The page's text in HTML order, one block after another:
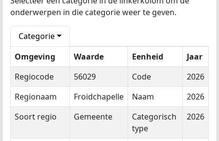
onderwerpen in die categorie weer te geven.
Categorie
Omgeving
Waarde Eenheid
Jaar
Regiocode
56029 Code
2026
Regionaam
Froidchapelle Naam
2026
Soort regio
Gemeente
Categorisch
type
2026